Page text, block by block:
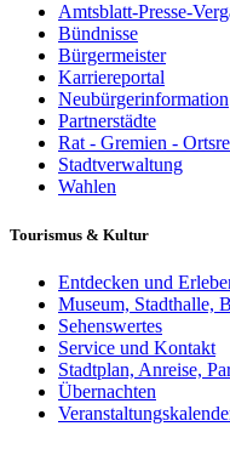
Amtsblatt-Presse-
Bündnisse
Bürgermeister
Karriereportal
Neubürgerinformation
Partnerstädte
Rat - Gremien -
Stadtverwaltung
Wahlen
Tourismus & Kultur
Entdecken und
Museum, Stadthalle,
Sehenswertes
Service und Kontakt
Stadtplan, Anreise,
Übernachten